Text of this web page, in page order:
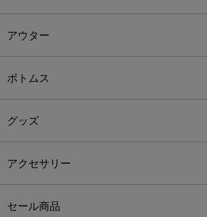
アウター
ボトムス
グッズ
アクセサリー
セール商品